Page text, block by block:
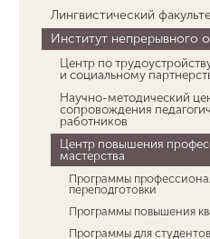
Лингвистический
Институт непрерывного
Центр по
и социальному
Научно-методический
сопровождения
работников
Центр повышения
мастерства
Программы
переподготовки
Программы повышения
Программы для студентов